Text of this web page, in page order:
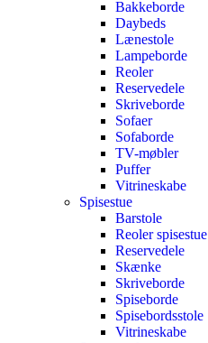
Bakkeborde
Daybeds
Lænestole
Lampeborde
Reoler
Reservedele
Skriveborde
Sofaer
Sofaborde
TV-møbler
Puffer
Vitrineskabe
Spisestue
Barstole
Reoler spisestue
Reservedele
Skænke
Skriveborde
Spiseborde
Spisebordsstole
Vitrineskabe